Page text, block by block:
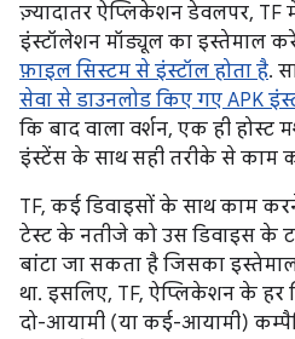
ज़्यादातर ऐप्लिकेशन डेवलपर, TF
इंस्टॉलेशन मॉड्यूल का इस्तेमाल
फ़ाइल सिस्टम से इंस्टॉल होता है.
सेवा से डाउनलोड किए गए APK
कि बाद वाला वर्शन, एक ही
इंस्टेंस के साथ सही तरीके से काम
TF, कई डिवाइसों के साथ काम
टेस्ट के नतीजे को उस डिवाइस के
बांटा जा सकता है जिसका
था. इसलिए, TF, ऐप्लिकेशन के हर
दो-आयामी (या कई-आयामी)